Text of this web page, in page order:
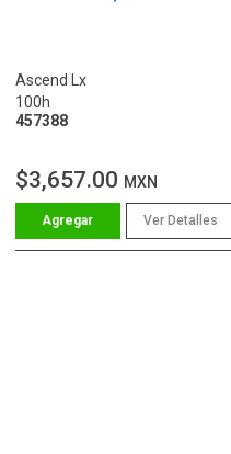
Ascend Lx
100h
457388
$3,657.00 MXN
Ver Detalles